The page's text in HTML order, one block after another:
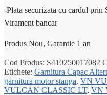
-Plata securizata cu cardul prin
Virament bancar
Produs Nou, Garantie 1 an
Cod Produs: S410250017082
Etichete: Garnitura Capac
garnitura motor stanga, VN
VULCAN CLASSIC LT, VN